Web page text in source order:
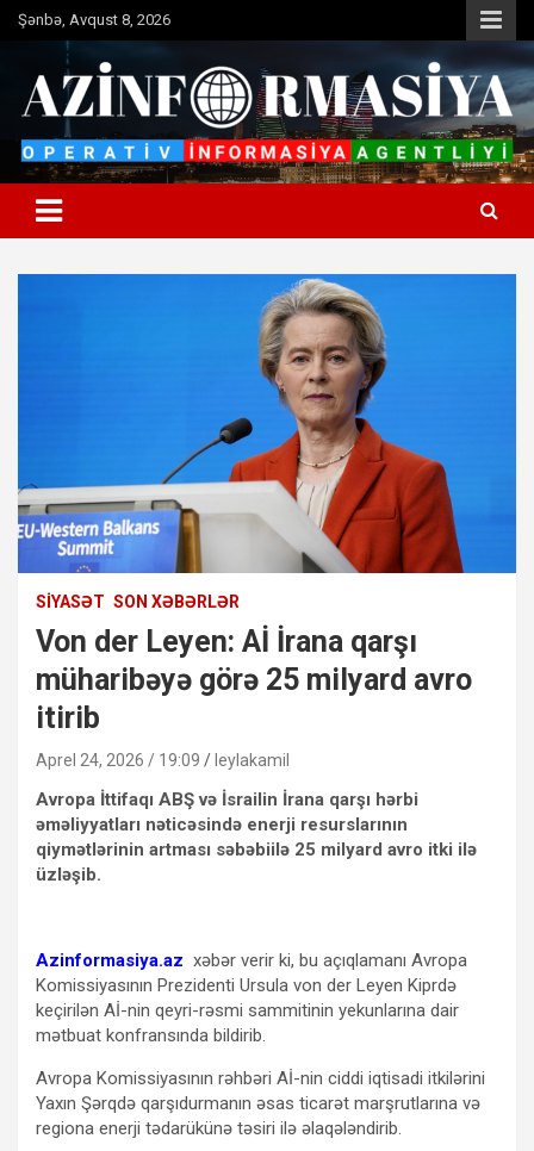
SkipŞənbə, Avqust 8, 2026
Azinformasiya
Operativ informasiya agentliyi
SIYASƏT SON XƏBƏRLƏR
Von der Leyen: Aİ İrana qarşı
müharibəyə görə 25 milyard avro
itirib
Aprel 24, 2026 / 19:09 leylakamil
Avropa İttifaqı ABŞ və İsrailin İrana qarşı hərbi
əməliyyatları nəticəsində enerji resurslarının
qiymətlərinin artması səbəbiilə 25 milyard avro itki ilə
üzləşib.
Azinformasiya.az xəbər verir ki, bu açıqlamanı Avropa
Komissiyasının Prezidenti Ursula von der Leyen Kiprdə
keçirilən Aİ-nin qeyri-rəsmi sammitinin yekunlarına dair
mətbuat konfransında bildirib.
Avropa Komissiyasının rəhbəri Aİ-nin ciddi iqtisadi itkilərini
Yaxın Şərqdə qarşıdurmanın əsas ticarət marşrutlarına və
regiona enerji tədarükünə təsiri ilə əlaqələndirib.